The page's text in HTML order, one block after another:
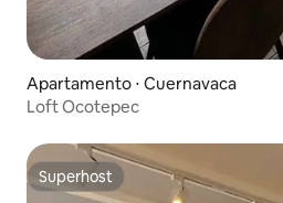
Apartamento ⋅ Cuernavaca
Loft Ocotepec
Superhost
Superhost